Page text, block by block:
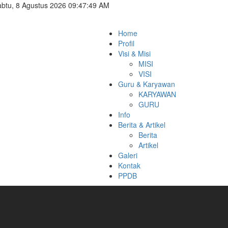
8 Agustus 2026 09:47:51 AM
Home
Profil
Visi & Misi
MISI
VISI
Guru & Karyawan
KARYAWAN
GURU
Info
Berita & Artikel
Berita
Artikel
Galeri
Kontak
PPDB